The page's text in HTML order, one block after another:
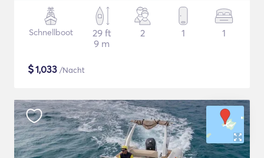
Schnellboot
29 ft
9 m
2 1 1
$1,033 /Nacht